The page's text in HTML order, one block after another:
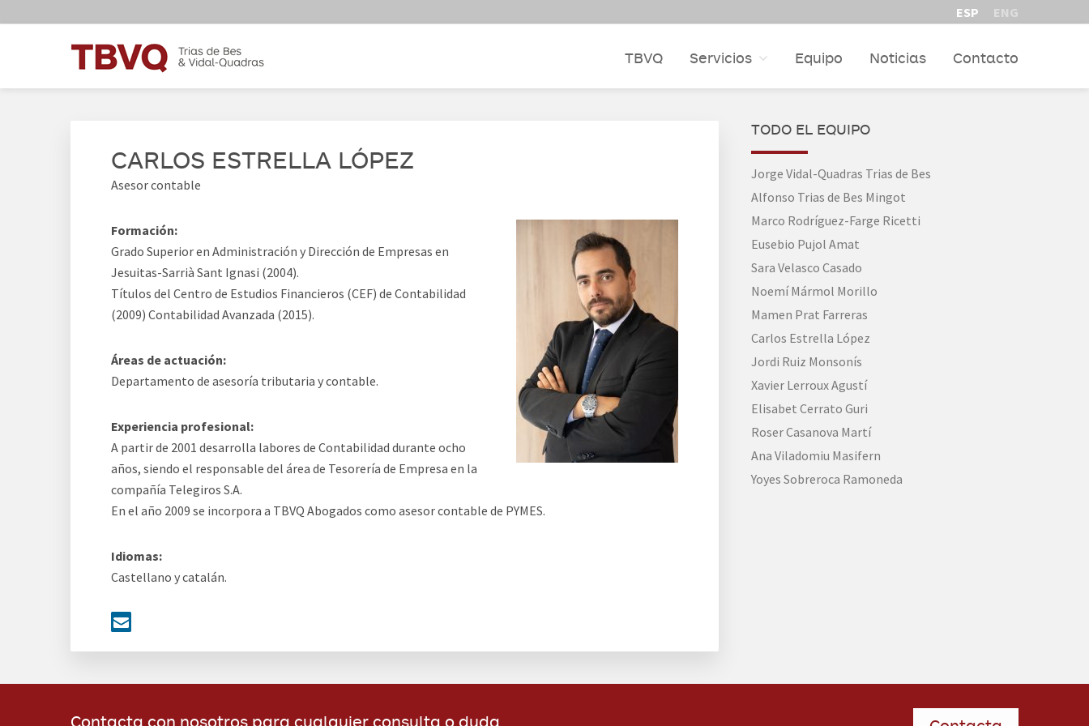
ESP ENG
TBVQ
TBVQ Servicios Equipo Noticias Contacto
CARLOS ESTRELLA LÓPEZ
Asesor contable
Formación:
Grado Superior en Administración y Dirección de Empresas en
Jesuitas-Sarrià Sant Ignasi (2004).
Títulos del Centro de Estudios Financieros (CEF) de Contabilidad
(2009) Contabilidad Avanzada (2015).
Áreas de actuación:
Departamento de asesoría tributaria y contable.
Experiencia profesional:
A partir de 2001 desarrolla labores de Contabilidad durante ocho
años, siendo el responsable del área de Tesorería de Empresa en la
compañía Telegiros S.A.
En el año 2009 se incorpora a TBVQ Abogados como asesor contable de PYMES.
Idiomas:
Castellano y catalán.
PRIMARY
SIDEBAR
TODO EL EQUIPO
Jorge Vidal-Quadras Trias de Bes
Alfonso Trias de Bes Mingot
Marco Rodríguez-Farge Ricetti
Eusebio Pujol Amat
Sara Velasco Casado
Noemí Mármol Morillo
Mamen Prat Farreras
Carlos Estrella López
Jordi Ruiz Monsonís
Xavier Lerroux Agustí
Elisabet Cerrato Guri
Roser Casanova Martí
Ana Viladomiu Masifern
Yoyes Sobreroca Ramoneda
Contacta con nosotros para cualquier consulta o duda